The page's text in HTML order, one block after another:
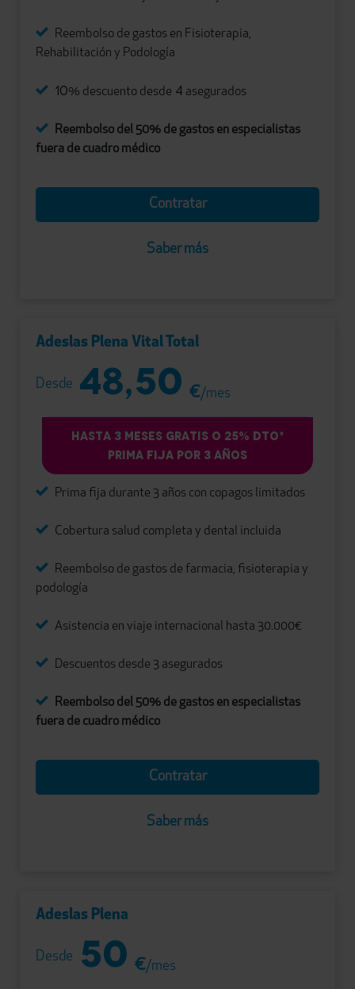
Reembolso de gastos en Fisioterapia,
Rehabilitación y Podología
10% descuento desde 4 asegurados
Reembolso del 50% de gastos en especialistas
fuera de cuadro médico
Contratar
Saber más
Adeslas Plena Vital Total
Desde 48,50 €/mes
HASTA 3 MESES GRATIS O 25% DTO*
PRIMA FIJA POR 3 AÑOS
Prima fija durante 3 años con copagos limitados
Cobertura salud completa y dental incluida
Reembolso de gastos de farmacia, fisioterapia y
podología
Asistencia en viaje internacional hasta 30.000€
Descuentos desde 3 asegurados
Reembolso del 50% de gastos en especialistas
fuera de cuadro médico
Contratar
Saber más
Adeslas Plena
Desde 50 €/mes